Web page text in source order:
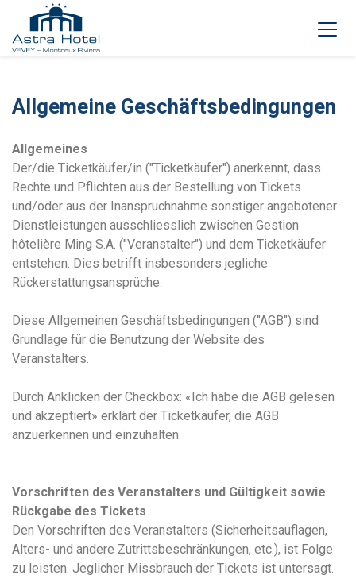
Allgemeine Geschäftsbedingungen
Allgemeines
Der/die Ticketkäufer/in ("Ticketkäufer") anerkennt, dass
Rechte und Pflichten aus der Bestellung von Tickets
und/oder aus der Inanspruchnahme sonstiger angebotener
Dienstleistungen ausschliesslich zwischen Gestion
hôtelière Ming S.A. ("Veranstalter") und dem Ticketkäufer
entstehen. Dies betrifft insbesonders jegliche
Rückerstattungsansprüche.
Diese Allgemeinen Geschäftsbedingungen ("AGB") sind
Grundlage für die Benutzung der Website des
Veranstalters.
Durch Anklicken der Checkbox: «Ich habe die AGB gelesen
und akzeptiert» erklärt der Ticketkäufer, die AGB
anzuerkennen und einzuhalten.
Vorschriften des Veranstalters und Gültigkeit sowie
Rückgabe des Tickets
Den Vorschriften des Veranstalters (Sicherheitsauflagen,
Alters- und andere Zutrittsbeschränkungen, etc.), ist Folge
zu leisten. Jeglicher Missbrauch der Tickets ist untersagt.